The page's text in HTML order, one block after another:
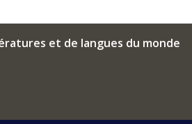
et de langues du monde